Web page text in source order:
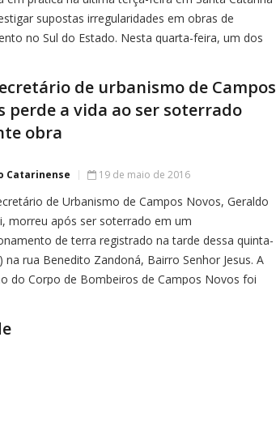
supostas irregularidades em obras de
no Sul do Estado. Nesta quarta-feira, um dos
de urbanismo de Campos
perde a vida ao ser soterrado
obra
Catarinense 19 de maio de 2016
de Urbanismo de Campos Novos, Geraldo
morreu após ser soterrado em um
de terra registrado na tarde dessa quinta-
na rua Benedito Zandoná, Bairro Senhor Jesus. A
do Corpo de Bombeiros de Campos Novos foi